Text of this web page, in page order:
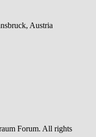
Austria
Forum. All rights